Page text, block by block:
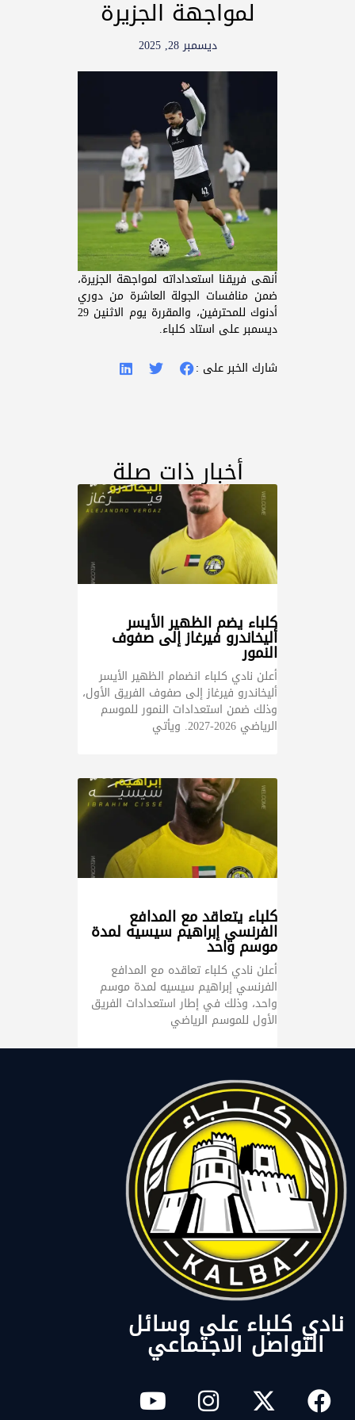
لمواجهة الجزيرة
ديسمبر 28, 2025
أنهى فريقنا استعداداته لمواجهة الجزيرة،
ضمن منافسات الجولة العاشرة من دوري
أدنوك للمحترفين، والمقررة يوم الاثنين 29
ديسمبر على استاد كلباء.
شارك الخبر على :
أخبار ذات صلة
كلباء يضم الظهير الأيسر
أليخاندرو فيرغاز إلى صفوف
النمور
أعلن نادي كلباء انضمام الظهير الأيسر
أليخاندرو فيرغاز إلى صفوف الفريق الأول،
وذلك ضمن استعدادات النمور للموسم
الرياضي 2026-2027. ويأتي
كلباء يتعاقد مع المدافع
الفرنسي إبراهيم سيسيه لمدة
موسم واحد
أعلن نادي كلباء تعاقده مع المدافع
الفرنسي إبراهيم سيسيه لمدة موسم
واحد، وذلك في إطار استعدادات الفريق
الأول للموسم الرياضي
نادي كلباء على وسائل
التواصل الاجتماعي